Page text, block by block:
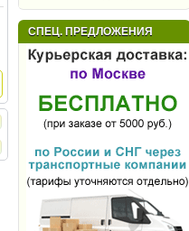
СПЕЦ. ПРЕДЛОЖЕНИЯ